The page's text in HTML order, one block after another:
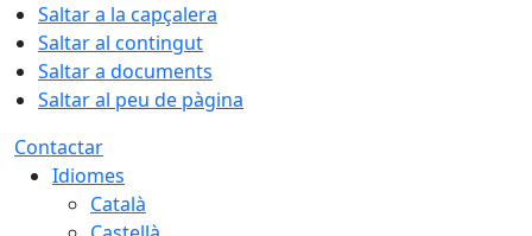
Saltar a la capçalera
Saltar al contingut
Saltar a documents
Saltar al peu de pàgina
Contactar
Idiomes
Català